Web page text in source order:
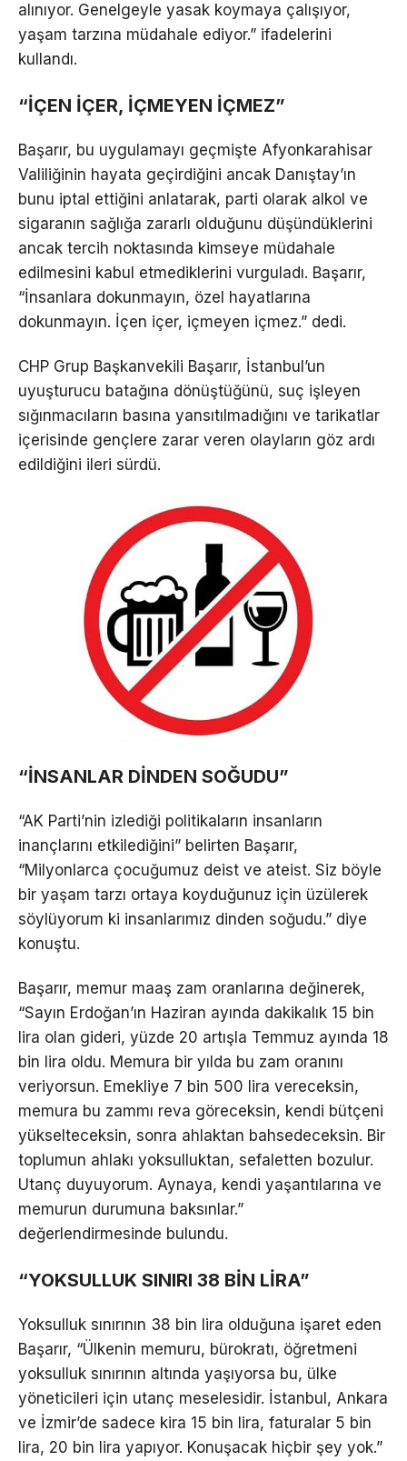
alınıyor. Genelgeyle yasak koymaya çalışıyor,
yaşam tarzına müdahale ediyor.” ifadelerini
kullandı.
“İÇEN İÇER, İÇMEYEN İÇMEZ”
Başarır, bu uygulamayı geçmişte Afyonkarahisar
Valiliğinin hayata geçirdiğini ancak Danıştay’ın
bunu iptal ettiğini anlatarak, parti olarak alkol ve
sigaranın sağlığa zararlı olduğunu düşündüklerini
ancak tercih noktasında kimseye müdahale
edilmesini kabul etmediklerini vurguladı. Başarır,
“İnsanlara dokunmayın, özel hayatlarına
dokunmayın. İçen içer, içmeyen içmez.” dedi.
CHP Grup Başkanvekili Başarır, İstanbul’un
uyuşturucu batağına dönüştüğünü, suç işleyen
sığınmacıların basına yansıtılmadığını ve tarikatlar
içerisinde gençlere zarar veren olayların göz ardı
edildiğini ileri sürdü.
“İNSANLAR DİNDEN SOĞUDU”
“AK Parti’nin izlediği politikaların insanların
inançlarını etkilediğini” belirten Başarır,
“Milyonlarca çocuğumuz deist ve ateist. Siz böyle
bir yaşam tarzı ortaya koyduğunuz için üzülerek
söylüyorum ki insanlarımız dinden soğudu.” diye
konuştu.
Başarır, memur maaş zam oranlarına değinerek,
“Sayın Erdoğan’ın Haziran ayında dakikalık 15 bin
lira olan gideri, yüzde 20 artışla Temmuz ayında 18
bin lira oldu. Memura bir yılda bu zam oranını
veriyorsun. Emekliye 7 bin 500 lira vereceksin,
memura bu zammı reva göreceksin, kendi bütçeni
yükselteceksin, sonra ahlaktan bahsedeceksin. Bir
toplumun ahlakı yoksulluktan, sefaletten bozulur.
Utanç duyuyorum. Aynaya, kendi yaşantılarına ve
memurun durumuna baksınlar.”
değerlendirmesinde bulundu.
“YOKSULLUK SINIRI 38 BİN LİRA”
Yoksulluk sınırının 38 bin lira olduğuna işaret eden
Başarır, “Ülkenin memuru, bürokratı, öğretmeni
yoksulluk sınırının altında yaşıyorsa bu, ülke
yöneticileri için utanç meselesidir. İstanbul, Ankara
ve İzmir’de sadece kira 15 bin lira, faturalar 5 bin
lira, 20 bin lira yapıyor. Konuşacak hiçbir şey yok.”